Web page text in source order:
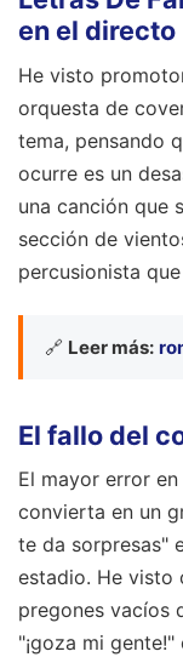
en el directo
He visto
orquesta de
tema, pensando
ocurre es un
una canción que
sección de
percusionista
🔗 Leer más:
El fallo del
El mayor error
convierta en un
te da sorpresas"
estadio. He visto
pregones vacíos
"¡goza mi gente!"